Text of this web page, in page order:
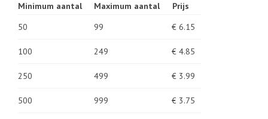
Minimum aantal Maximum aantal
Prijs
50
99 € 6.15
100 249 € 4.85
250 499 € 3.99
500 999 € 3.75